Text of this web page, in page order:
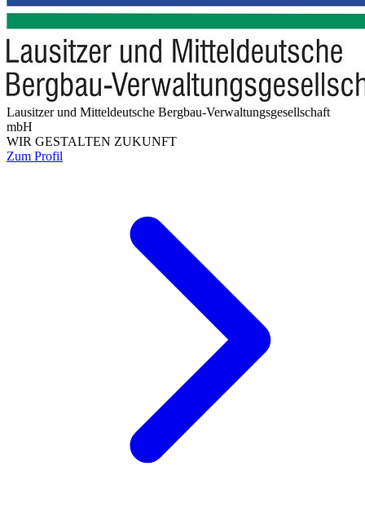
Lau­sit­zer und Mit­tel­deut­sche Berg­bau-Ver­wal­tungs­ge­sell­schaft
mbH
WIR GESTAL­TEN ZUKUNFT
Zum Profil